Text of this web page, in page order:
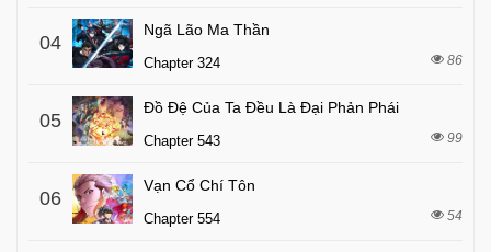
04
Ngã Lão Ma Thần
Chapter 324 86
05
Đồ Đệ Của Ta Đều Là Đại Phản Phái
Chapter 543 99
06
Vạn Cổ Chí Tôn
Chapter 554 54